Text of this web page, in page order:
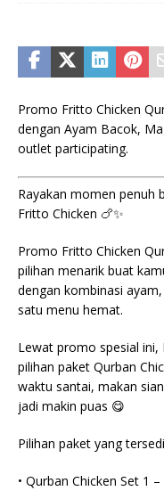
Promo Fritto Chicken
dengan Ayam Bacok,
outlet participating.
Rayakan momen penuh
Fritto Chicken 🍗✨
Promo Fritto Chicken
pilihan menarik buat
dengan kombinasi
satu menu hemat.
Lewat promo spesial ini,
pilihan paket Qurban
waktu santai, makan
jadi makin puas 😋
Pilihan paket yang
• Qurban Chicken Set 1 –